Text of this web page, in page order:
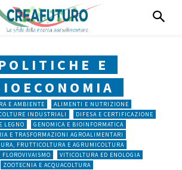
E
E AMBIENTE
ALIMENTI E NUTRIZIONE
INDUSTRIALI
DIFESA E CERTIFICAZIONE
LEGNO
GENOMICA E BIOINFORMATICA
E TRASFORMAZIONI AGROALIMENTARI
FRUTTICOLTURA E AGRUMICOLTURA
FLOROVIVAISMO
VITICOLTURA ED ENOLOGIA
ZOOTECNIA E ACQUACOLTURA